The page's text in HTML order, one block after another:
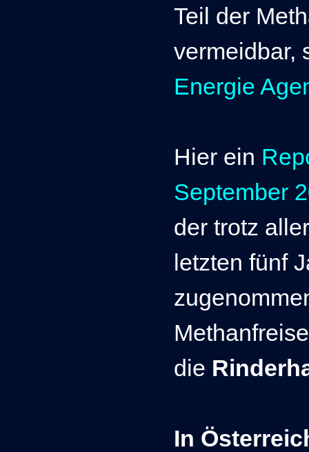
Teil der
vermeidbar,
Energie
Hier ein
September
der trotz
letzten fünf
die
In